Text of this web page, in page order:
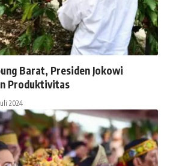
Barat, Presiden Jokowi
Produktivitas
2024